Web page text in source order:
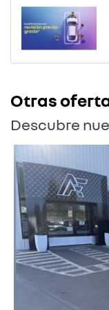
Otras
Descubre